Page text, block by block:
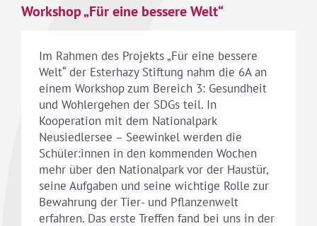
Workshop „Für eine bessere Welt“
Im Rahmen des Projekts „Für eine bessere
Welt“ der Esterhazy Stiftung nahm die 6A an
einem Workshop zum Bereich 3: Gesundheit
und Wohlergehen der SDGs teil. In
Kooperation mit dem Nationalpark
Neusiedlersee – Seewinkel werden die
Schüler:innen in den kommenden Wochen
mehr über den Nationalpark vor der Haustür,
seine Aufgaben und seine wichtige Rolle zur
Bewahrung der Tier- und Pflanzenwelt
erfahren. Das erste Treffen fand bei uns in der